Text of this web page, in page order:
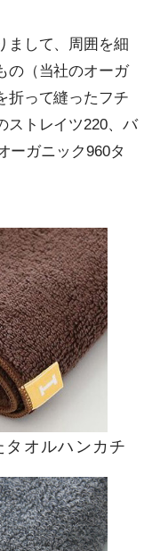
まして、周囲を細
の（当社のオーガ
折って縫ったフチ
ストレイツ220、バ
ーガニック960タ
オルハンカチ